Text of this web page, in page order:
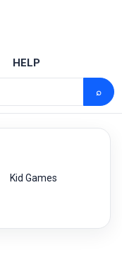
HELP
⌕
Kid Games